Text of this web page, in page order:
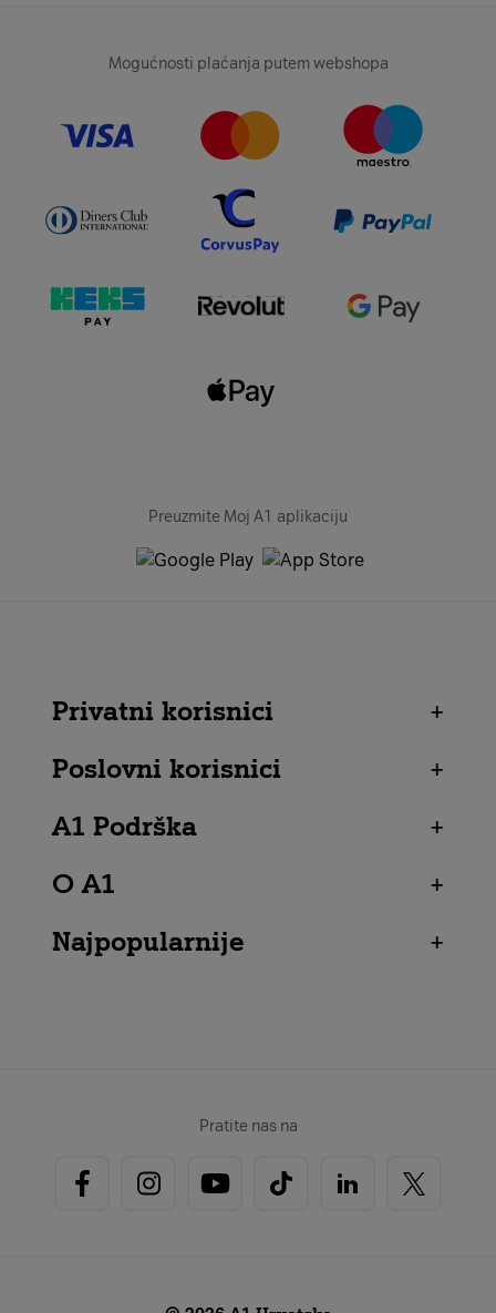
Mogućnosti plaćanja putem webshopa
Preuzmite Moj A1 aplikaciju
Privatni korisnici
+
Poslovni korisnici
+
A1 Podrška
+
O A1
+
Najpopularnije
+
Pratite nas na